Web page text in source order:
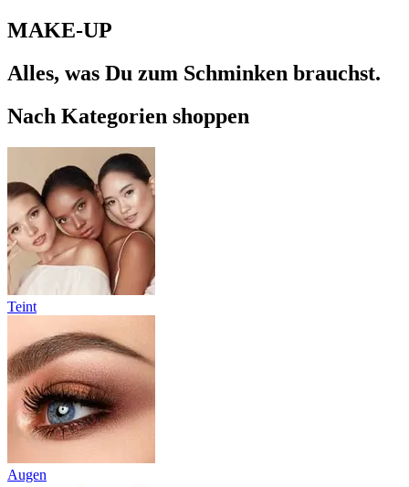
MAKE-UP
Alles, was Du zum Schminken brauchst.
Nach Kategorien shoppen
Teint
Augen